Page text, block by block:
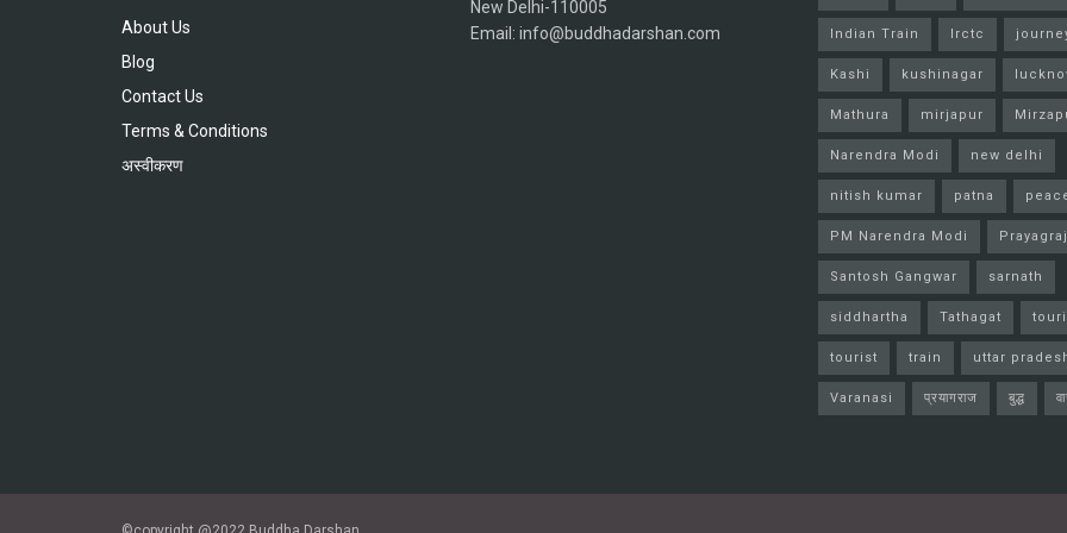
About Us
Blog
Contact Us
Terms & Conditions
अस्वीकरण
New Delhi-110005
Email: info@buddhadarshan.com
Indian Train Irctc
Kashi kushinagar
Mathura mirjapur
Narendra Modi new delhi
nitish kumar patna
PM Narendra Modi Prayagraj
Santosh Gangwar sarnath
siddhartha Tathagat
tourist train uttar
Varanasi प्रयागराज बुद्ध